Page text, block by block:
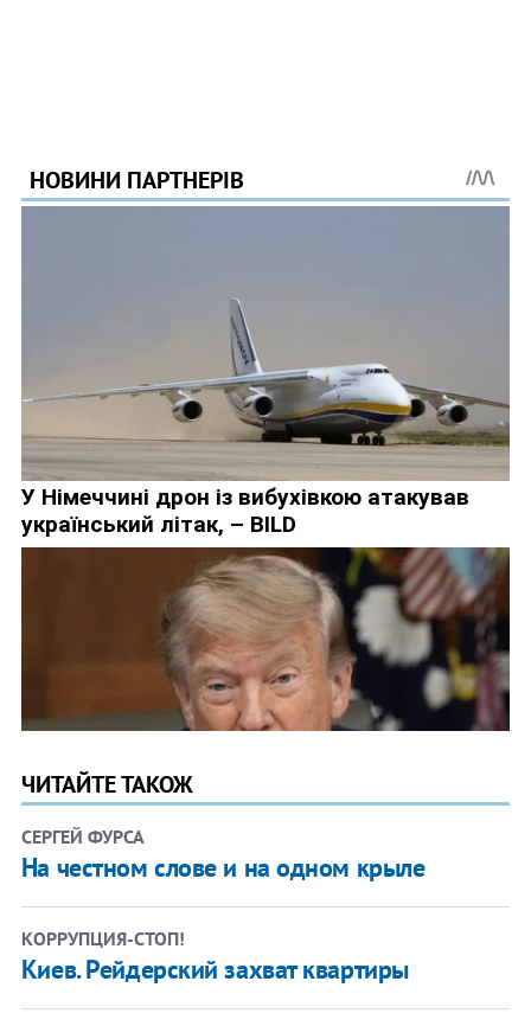
ЧИТАЙТЕ ТАКОЖ
СЕРГЕЙ ФУРСА
На честном слове и на одном крыле
КОРРУПЦИЯ-СТОП!
Киев. Рейдерский захват квартиры